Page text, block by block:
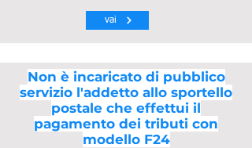
vai
Non è incaricato di pubblico
servizio l'addetto allo sportello
postale che effettui il
pagamento dei tributi con
modello F24